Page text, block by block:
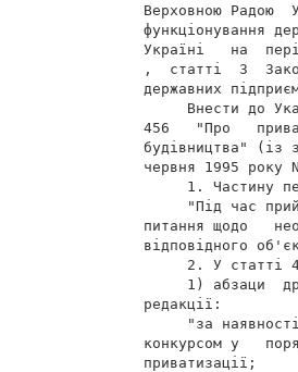
Верховною Радою
функціонування
Україні   на
,  статті  3
державних
Внести до
456   "Про
будівництва" (із
червня 1995 року
1. Частину
"Під час
питання щодо
відповідного
2. У статті
1) абзаци
редакції:
"за
конкурсом у
приватизації;